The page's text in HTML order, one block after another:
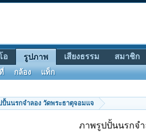
ปั้นนรกจำลอง วัดพระธาตุจอมแจ
ภาพรูปปั้นนรกจ
อ รูปภาพ
กล้อง แท็ก
เสียงธรรม สมาชิก